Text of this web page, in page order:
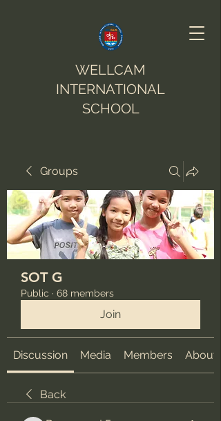
WELLCAM
INTERNATIONAL
SCHOOL
Groups
SOT G
Public · 68 members
Join
Discussion Media Members About
Back